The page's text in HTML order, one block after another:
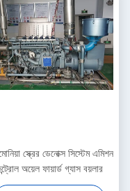
স্ক্রের ডেনোক্স সিস্টেম এমিশন
অয়েল ফায়ার্ড গ্যাস বয়লার